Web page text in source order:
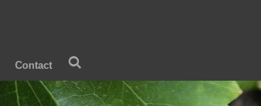
Contact